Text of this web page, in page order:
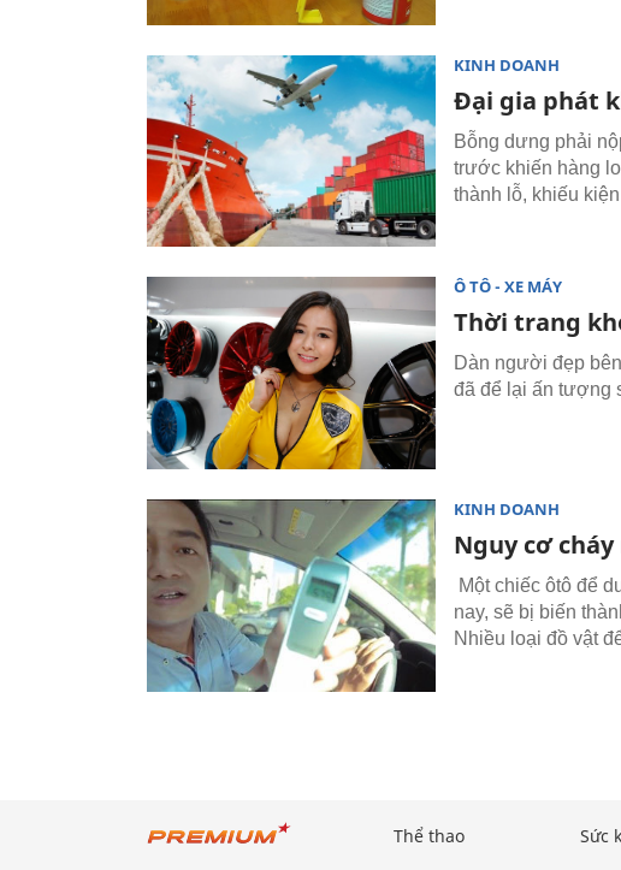
KINH DOANH
Đại gia phát
Bỗng dưng phải
trước khiến hàng
thành lỗ, khiếu
Ô TÔ - XE MÁY
Thời trang
Dàn người đẹp
đã để lại ấn tượng
KINH DOANH
Nguy cơ
Một chiếc ôtô để
nay, sẽ bị biến
Nhiều loại đồ vật
Thể thao Sức